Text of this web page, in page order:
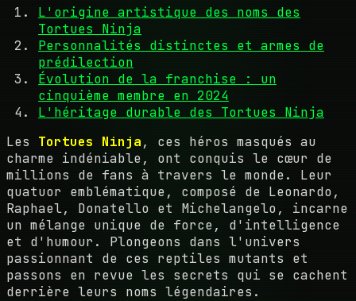
L'origine artistique des noms des
Tortues Ninja
Personnalités distinctes et armes de
prédilection
Évolution de la franchise : un
cinquième membre en 2024
L'héritage durable des Tortues Ninja
Les Tortues Ninja, ces héros masqués au
charme indéniable, ont conquis le cœur de
millions de fans à travers le monde. Leur
quatuor emblématique, composé de Leonardo,
Raphael, Donatello et Michelangelo, incarne
un mélange unique de force, d'intelligence
et d'humour. Plongeons dans l'univers
passionnant de ces reptiles mutants et
passons en revue les secrets qui se cachent
derrière leurs noms légendaires.